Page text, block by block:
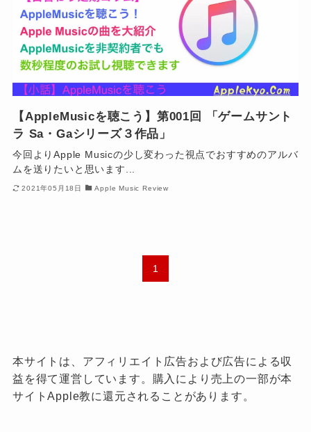
【AppleMusicを聴こう】第001回 「ゲームサント
ラ Sa・Gaシリーズ３作品」
今回よりApple Musicの少し変わった視点でおすすめのアルバ
ムを送りたいと思います...
2021年05月18日 Apple Music Review
1
本サイトは、アフィリエイト広告および広告による収
益を得て運営しています。購入により売上の一部が本
サイトApple教に還元されることがあります。